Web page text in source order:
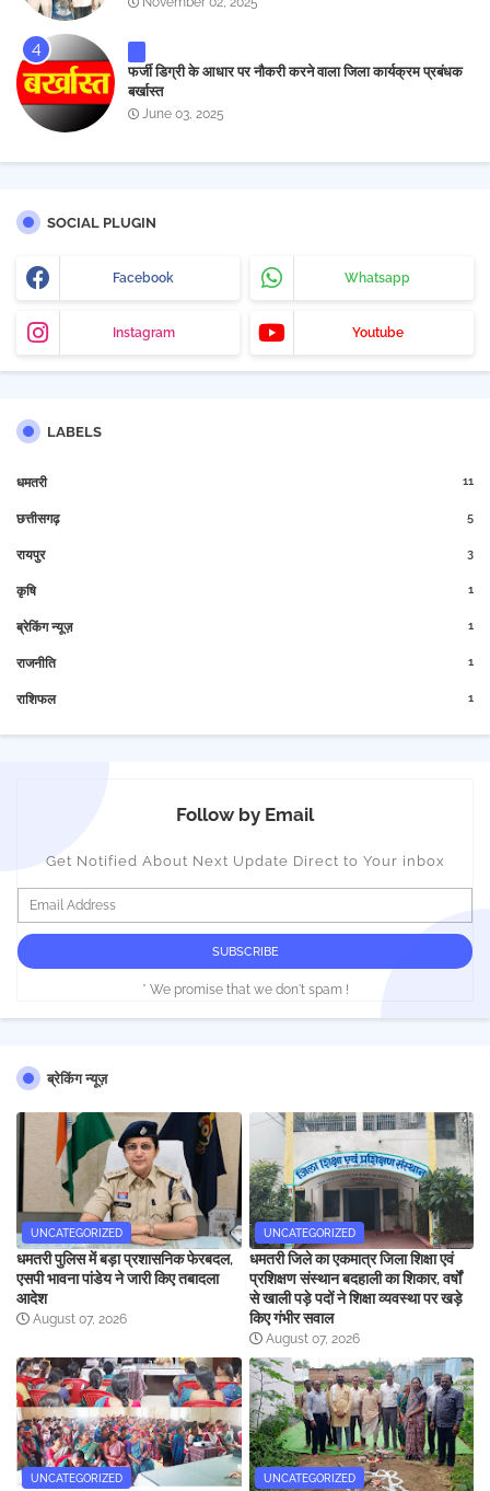
फर्जी डिग्री के आधार पर नौकरी करने वाला जिला कार्यक्रम प्रबंधक
बर्खास्त
June 03, 2025
SOCIAL PLUGIN
Facebook Whatsapp
Instagram Youtube
LABELS
धमतरी 11
छत्तीसगढ़ 5
रायपुर 3
कृषि 1
ब्रेकिंग न्यूज़ 1
राजनीति 1
राशिफल 1
Follow by Email
Get Notified About Next Update Direct to Your inbox
* We promise that we don't spam !
ब्रेकिंग न्यूज़
UNCATEGORIZED
धमतरी पुलिस में बड़ा प्रशासनिक फेरबदल,
एसपी भावना पांडेय ने जारी किए तबादला
आदेश
August 07, 2026
UNCATEGORIZED
धमतरी जिले का एकमात्र जिला शिक्षा एवं
प्रशिक्षण संस्थान बदहाली का शिकार, वर्षों
से खाली पड़े पदों ने शिक्षा व्यवस्था पर खड़े
किए गंभीर सवाल
August 07, 2026
UNCATEGORIZED UNCATEGORIZED